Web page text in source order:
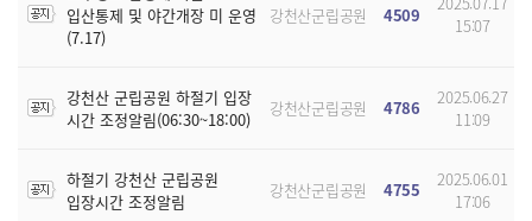
입산통제 및 야간개장 미 운영
(7.17)
강천산군립공원 4509
15:07
강천산 군립공원 하절기 입장
시간 조정알림(06:30~18:00)
강천산군립공원 4786
2025.06.27
11:09
하절기 강천산 군립공원
입장시간 조정알림
강천산군립공원 4755
2025.06.01
17:06